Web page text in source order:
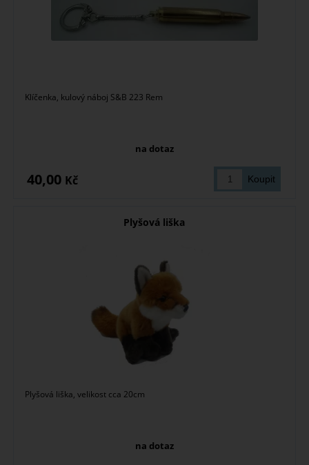
Klíčenka, kulový náboj S&B 223 Rem
na dotaz
40,00 Kč
Plyšová liška
Plyšová liška, velikost cca 20cm
na dotaz